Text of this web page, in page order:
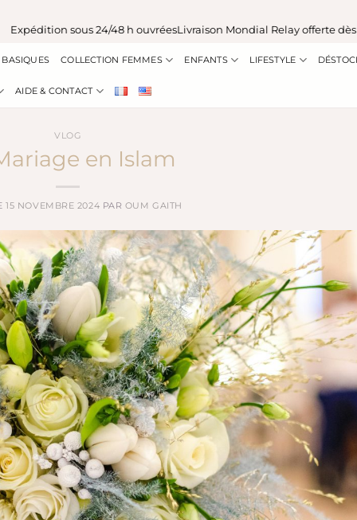
sous 24/48 h ouvréesLivraison Mondial Relay offerte dès 100 €
BASIQUES COLLECTION FEMMES ENFANTS LIFESTYLE
AIDE & CONTACT
VLOG
en Islam
15 NOVEMBRE 2024 PAR OUM GAITH